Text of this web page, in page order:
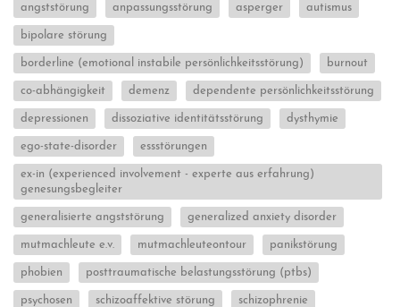
angststörung anpassungsstörung asperger autismus
bipolare störung
borderline (emotional instabile persönlichkeitsstörung) burnout
co-abhängigkeit demenz dependente persönlichkeitsstörung
depressionen dissoziative identitätsstörung dysthymie
ego-state-disorder essstörungen
ex-in (experienced involvement - experte aus erfahrung)
genesungsbegleiter
generalisierte angststörung generalized anxiety disorder
mutmachleute e.v. mutmachleuteontour panikstörung
phobien posttraumatische belastungsstörung (ptbs)
psychosen schizoaffektive störung schizophrenie